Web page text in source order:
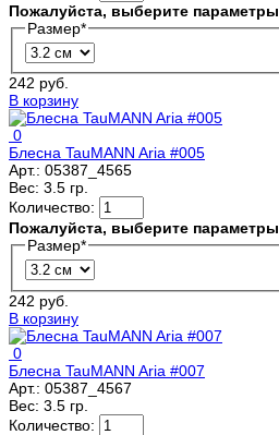
Пожалуйста, выберите параметры
Размер*
242 руб.
В корзину
0
Блесна TauMANN Aria #005
Арт.: 05387_4565
Вес: 3.5 гр.
Количество:
Пожалуйста, выберите параметры
Размер*
242 руб.
В корзину
0
Блесна TauMANN Aria #007
Арт.: 05387_4567
Вес: 3.5 гр.
Количество: